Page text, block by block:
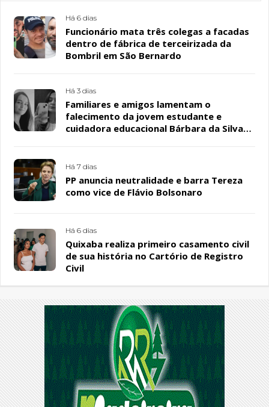
Há 6 dias
Funcionário mata três colegas a facadas
dentro de fábrica de terceirizada da
Bombril em São Bernardo
Há 3 dias
Familiares e amigos lamentam o
falecimento da jovem estudante e
cuidadora educacional Bárbara da Silva
Há 7 dias
PP anuncia neutralidade e barra Tereza
como vice de Flávio Bolsonaro
Há 6 dias
Quixaba realiza primeiro casamento civil
de sua história no Cartório de Registro
Civil